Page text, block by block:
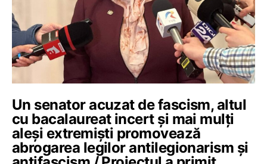
Un senator acuzat de fascism, altul
cu bacalaureat incert și mai mulți
aleși extremiști promovează
abrogarea legilor antilegionarism și